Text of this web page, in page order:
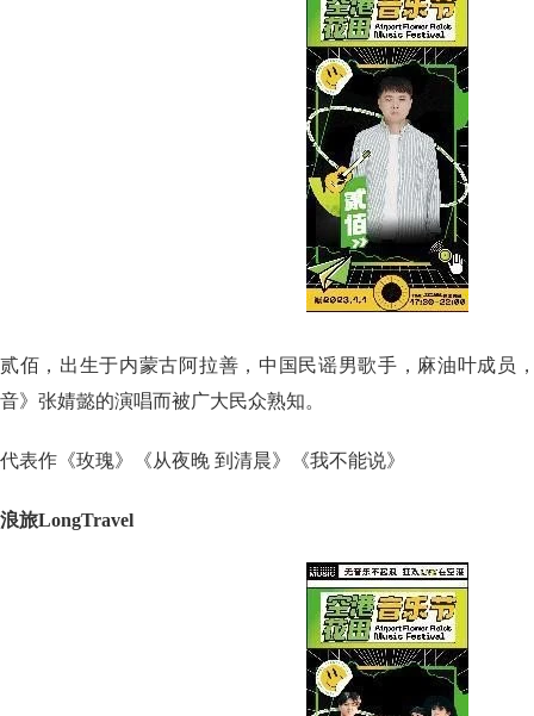
贰佰，出生于内蒙古阿拉善，中国民谣男歌手，麻油叶成员
音》张婧懿的演唱而被广大民众熟知。
代表作《玫瑰》《从夜晚 到清晨》《我不能说》
浪旅LongTravel